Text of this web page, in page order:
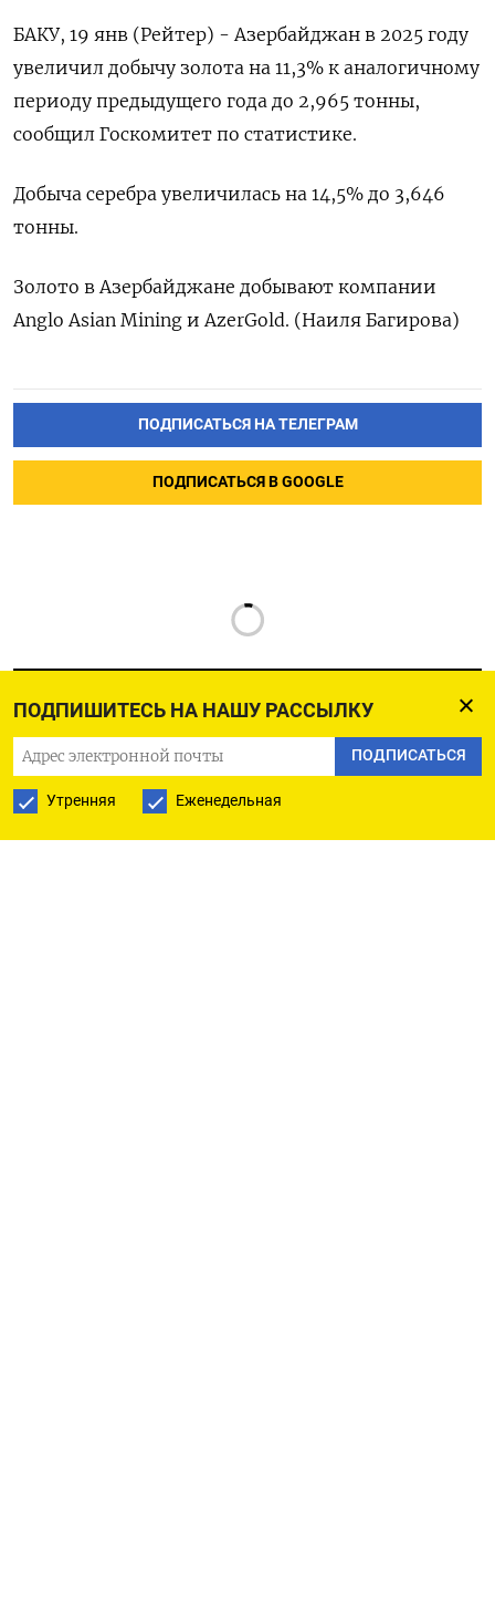
ПОДПИШИТЕСЬ НА НАШУ РАССЫЛКУ
ПОДПИСАТЬСЯ
Утренняя Еженедельная
БАКУ, 19 янв (Рейтер) - ⁠Азербайджан в 2025 году
увеличил добычу ⁠золота ​на ⁠11,3% ⁠к аналогичному
периоду ‌предыдущего ‍года до ‌2,965 ​тонны,
сообщил Госкомитет по ⁠статистике.
Добыча серебра ‍увеличилась на ‌14,5% до 3,646
тонны.
Золото ‍в ‍Азербайджане добывают компании
‍Anglo Asian Mining и ⁠AzerGold. (Наиля Багирова)
ПОДПИСАТЬСЯ НА ТЕЛЕГРАМ
ПОДПИСАТЬСЯ В GOOGLE
РУССКАЯ СЛУЖБА
ПОДПИШИТЕСЬ НА НАШУ РАССЫЛКУ